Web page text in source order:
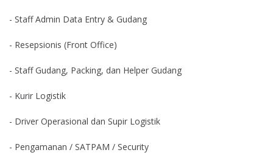
- Staff Admin Data Entry & Gudang
- Resepsionis (Front Office)
- Staff Gudang, Packing, dan Helper Gudang
- Kurir Logistik
- Driver Operasional dan Supir Logistik
- Pengamanan / SATPAM / Security